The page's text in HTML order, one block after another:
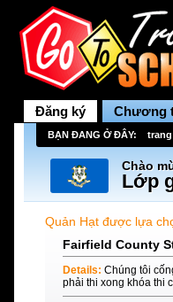
Đăng ký Chương
BẠN ĐANG Ở ĐÂY:
Chào
Lớp
Quản Hạt được lựa
Fairfield County
Details: Chúng tôi
phải thi xong khóa thi